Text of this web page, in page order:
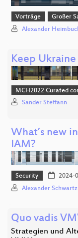
Vorträge Großer
Alexander
Keep
MCH2022 Curated
Sander Steffann
What’s new
IAM?
Security 2024-
Alexander Schwartz
Quo vadis
Strategien und